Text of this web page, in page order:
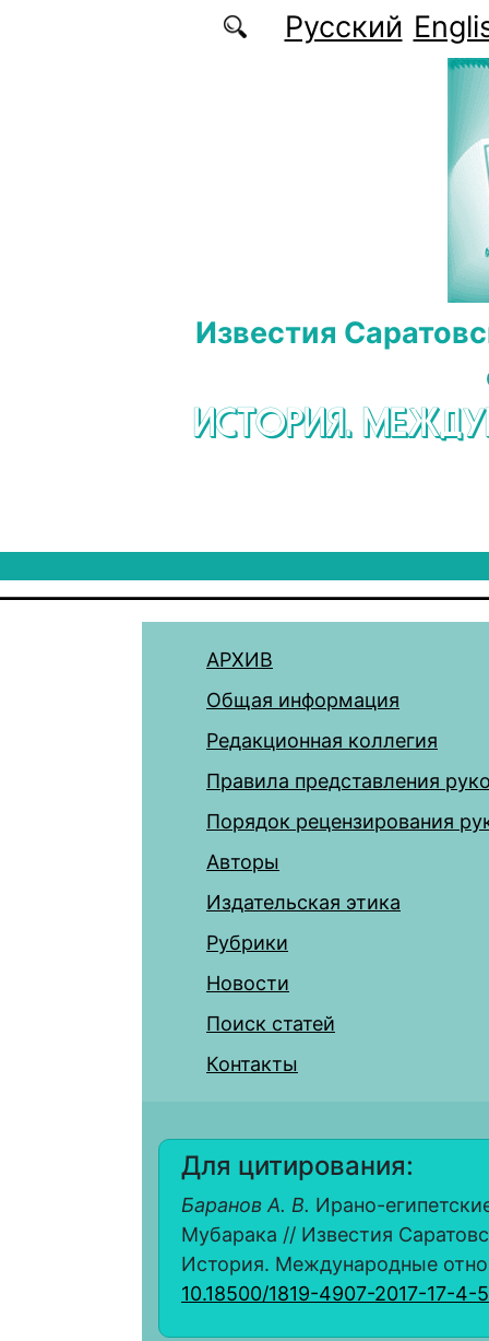
Перейти к основному содержаниюРусский
Известия
ИСТОРИЯ.
АРХИВ
Общая информация
Редакционная коллегия
Правила представления
Порядок рецензирования
Авторы
Издательская этика
Рубрики
Новости
Поиск статей
Контакты
Для цитирования:
Баранов А. В. Ирано-
Мубарака // Известия
История. Международные
10.18500/1819-4907-2017-17-4-